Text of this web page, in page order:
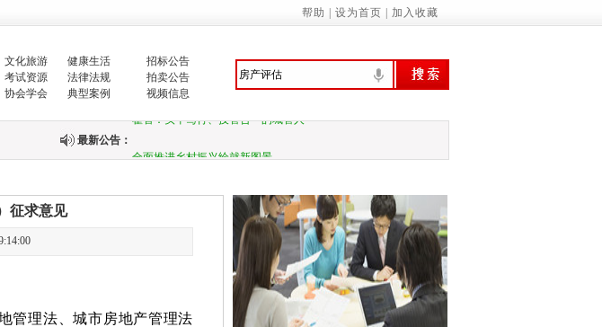
帮助 设为首页 加入收藏
文化旅游
健康生活
考试资源
法律法规
协会学会
典型案例
招标公告
拍卖公告
视频信息
最新公告：
生…
全面推进乡村振兴绘就新图景
关于印发《国家基本公共服务标准（2023年版）》的通知
关于完善政府诚信履约机制优化民营经济发展环境的通知
征求意见
管理法、城市房地产管理法